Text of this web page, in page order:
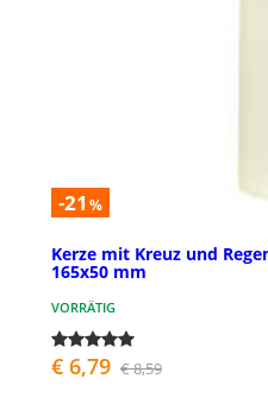
-21 %
Kerze mit Kreuz und
165x50 mm
VORRÄTIG
€ 6,79 € 8,59